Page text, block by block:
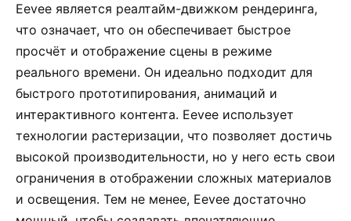
Eevee является реалтайм-движком рендеринга,
что означает, что он обеспечивает быстрое
просчёт и отображение сцены в режиме
реального времени. Он идеально подходит для
быстрого прототипирования, анимаций и
интерактивного контента. Eevee использует
технологии растеризации, что позволяет достичь
высокой производительности, но у него есть свои
ограничения в отображении сложных материалов
и освещения. Тем не менее, Eevee достаточно